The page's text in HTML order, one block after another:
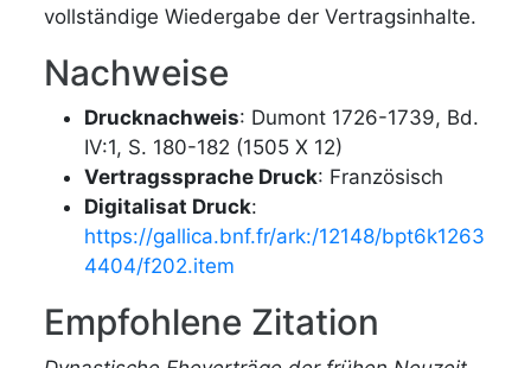
vollständige Wiedergabe der Vertragsinhalte.
Nachweise
Drucknachweis: Dumont 1726-1739, Bd.
IV:1, S. 180-182 (1505 X 12)
Vertragssprache Druck: Französisch
Digitalisat Druck:
https://gallica.bnf.fr/ark:/12148/bpt6k1263
4404/f202.item
Empfohlene Zitation